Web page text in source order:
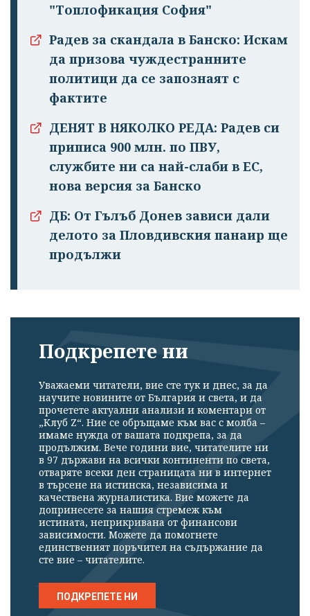
"Топлофикация София"
Радев за скандала в Банско: Искам
да призова чуждестранните
политици да се запознаят с
фактите
ДЕНЯТ В НЯКОЛКО РЕДА: Радев си
приписа 900 млн. по ПВУ,
службите ни са най-слаби в ЕС,
нова версия за Банско
ДБ: От Гълъб Донев зависи дали
делото за Пловдивския панаир ще
продължи
Подкрепете ни
Уважаеми читатели, вие сте тук и днес, за да
научите новините от България и света, и да
прочетете актуални анализи и коментари от
„Клуб Z“. Ние се обръщаме към вас с молба –
имаме нужда от вашата подкрепа, за да
продължим. Вече години вие, читателите ни
в 97 държави на всички континенти по света,
отваряте всеки ден страницата ни в интернет
в търсене на истинска, независима и
качествена журналистика. Вие можете да
допринесете за нашия стремеж към
истината, неприкривана от финансови
зависимости. Можете да помогнете
единственият поръчител на съдържание да
сте вие – читателите.
ПОДКРЕПЕТЕ НИ